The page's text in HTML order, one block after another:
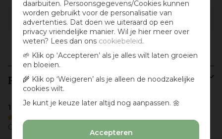
daarbuiten. Persoonsgegevens/Cookies kunnen
worden gebruikt voor de personalisatie van
advertenties. Dat doen we uiteraard op een
privacy vriendelijke manier. Wil je hier meer over
weten? Lees dan ons cookiebeleid.
🌱 Klik op ‘Accepteren’ als je alles wilt laten groeien
en bloeien.
🌾 Klik op ‘Weigeren’ als je alleen de noodzakelijke
cookies wilt.
Je kunt je keuze later altijd nog aanpassen. 🌼
Accepteren
Zaaitijd binnen januari tot december
Bloeikleur Rood
Recensies Schrijf een recensie
1 reviews
Gemiddelde uit 1 beoordelingen